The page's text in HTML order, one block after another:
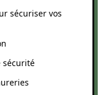
sécuriser vos
sécurité